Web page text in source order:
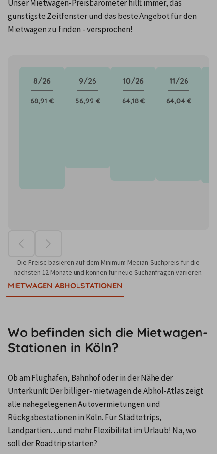
Unser Mietwagen-Preisbarometer hilft immer, das
günstigste Zeitfenster und das beste Angebot für den
Mietwagen zu finden - versprochen!
8/26
68,91 €
9/26
56,99 €
10/26
64,18 €
11/26
64,04 €
Die Preise basieren auf dem Minimum Median-Suchpreis für die
nächsten 12 Monate und können für neue Suchanfragen variieren.
MIETWAGEN ABHOLSTATIONEN
Wo befinden sich die Mietwagen-
Stationen in Köln?
Ob am Flughafen, Bahnhof oder in der Nähe der
Unterkunft: Der billiger-mietwagen.de Abhol-Atlas zeigt
alle nahegelegenen Autovermietungen und
Rückgabestationen in Köln. Für Städtetrips,
Landpartien…und mehr Flexibilität im Urlaub! Na, wo
soll der Roadtrip starten?